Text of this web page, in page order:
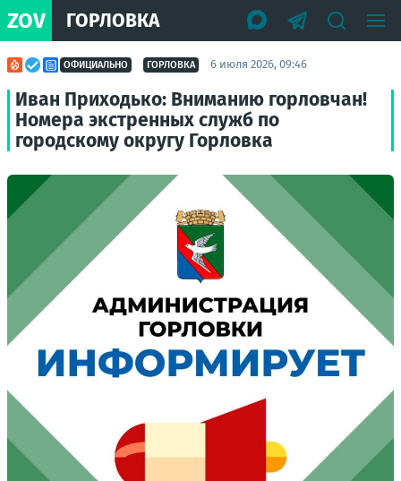
ZOV ГОРЛОВКА
ОФИЦИАЛЬНО ГОРЛОВКА 6 июля 2026, 09:46
Иван Приходько: Вниманию горловчан!
Номера экстренных служб по
городскому округу Горловка